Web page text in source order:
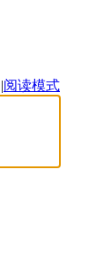
|阅读模式